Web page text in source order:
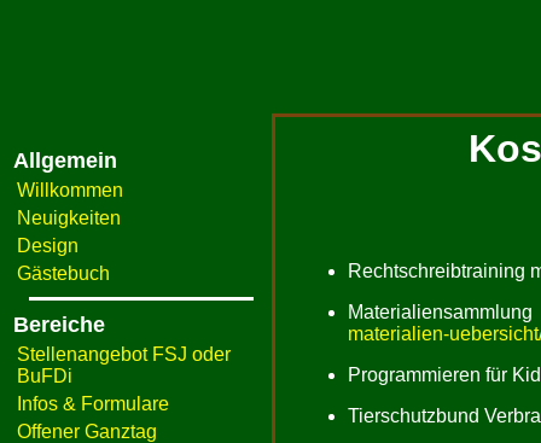
Allgemein
Willkommen
Neuigkeiten
Design
Gästebuch
Bereiche
Stellenangebot FSJ oder
BuFDi
Infos & Formulare
Offener Ganztag
Rechtschreibtraining
materialien-
Programmieren für
Tierschutzbund